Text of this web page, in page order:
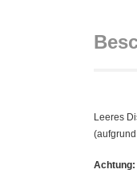
Leeres
Achtung: